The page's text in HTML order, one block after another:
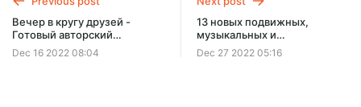
Супер коллекция конкурсов для весёлой компании на
любой праздник. Играйте и веселитесь!
Вечер в кругу друзей -
Готовый авторский
сценарий юбилея 50 лет
женщине
Dec 16 2022 08:04
13 новых подвижных,
музыкальных и
танцевальных конкурсов на
праздники - юбилей, день
Dec 27 2022 05:16